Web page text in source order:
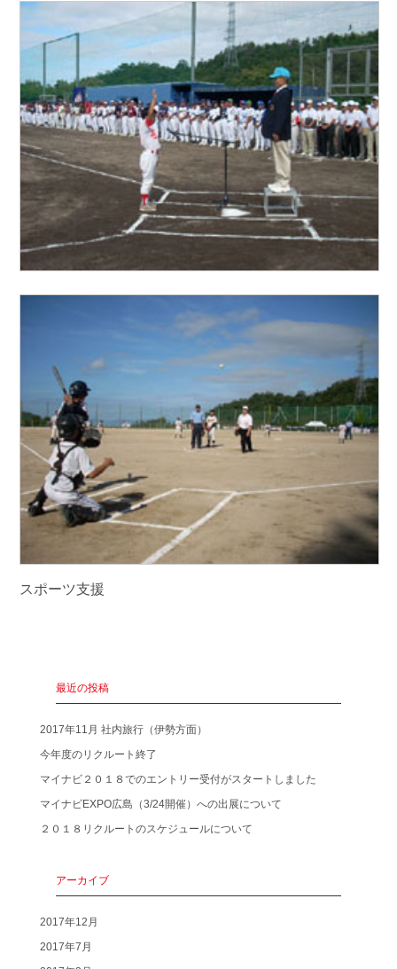
スポーツ支援
最近の投稿
2017年11月 社内旅行（伊勢方面）
今年度のリクルート終了
マイナビ２０１８でのエントリー受付がスタートしました
マイナビEXPO広島（3/24開催）への出展について
２０１８リクルートのスケジュールについて
アーカイブ
2017年12月
2017年7月